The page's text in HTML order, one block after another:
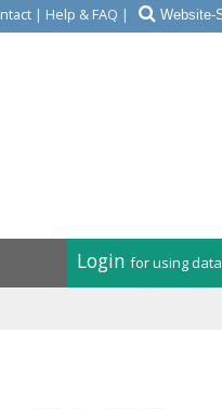
| Help & FAQ |
Login for using data